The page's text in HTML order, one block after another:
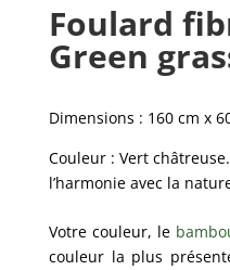
Foulard
Green
Dimensions : 160 cm x
Couleur : Vert
l’harmonie avec la
Votre couleur, le
couleur la plus